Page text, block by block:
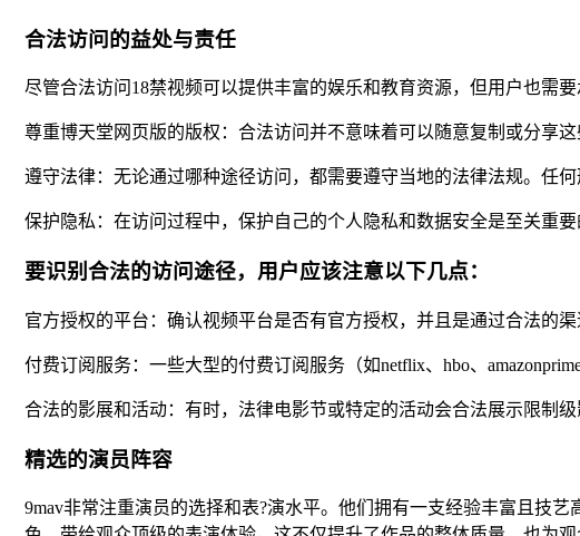
合法访问的益处与责任
尽管合法访问18禁视频可以提供丰富的娱乐和教育资源，但用户也需要
尊重博天堂网页版的版权：合法访问并不意味着可以随意复制或分享
遵守法律：无论通过哪种途径访问，都需要遵守当地的法律法规。任
保护隐私：在访问过程中，保护自己的个人隐私和数据安全是至关重
要识别合法的访问途径，用户应该注意以下几点：
官方授权的平台：确认视频平台是否有官方授权，并且是通过合法的
付费订阅服务：一些大型的付费订阅服务（如netflix、hbo、
合法的影展和活动：有时，法律电影节或特定的活动会合法展示限制
精选的演员阵容
9mav非常注重演员的选择和表?演水平。他们拥有一支经验丰富且技